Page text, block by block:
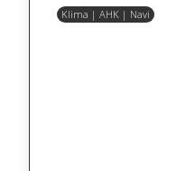
Klima | AHK | Navi